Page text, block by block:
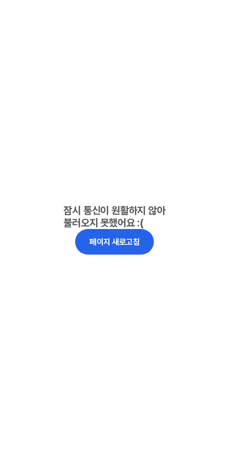
잠시 통신이 원활하지 않아
불러오지 못했어요 :(
페이지 새로고침